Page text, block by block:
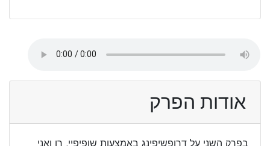
אודות הפרק
בפרק השני על דרופשיפינג באמצעות שופיפיי, רן ואני